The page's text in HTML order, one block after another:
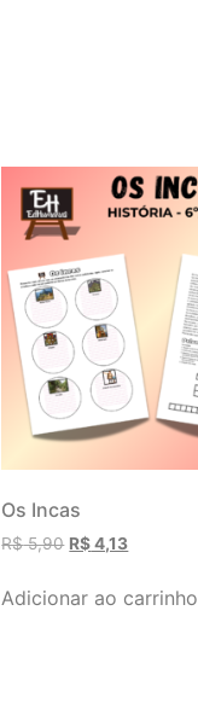
Os Incas
R$5,90 R$4,13
Adicionar ao carrinho